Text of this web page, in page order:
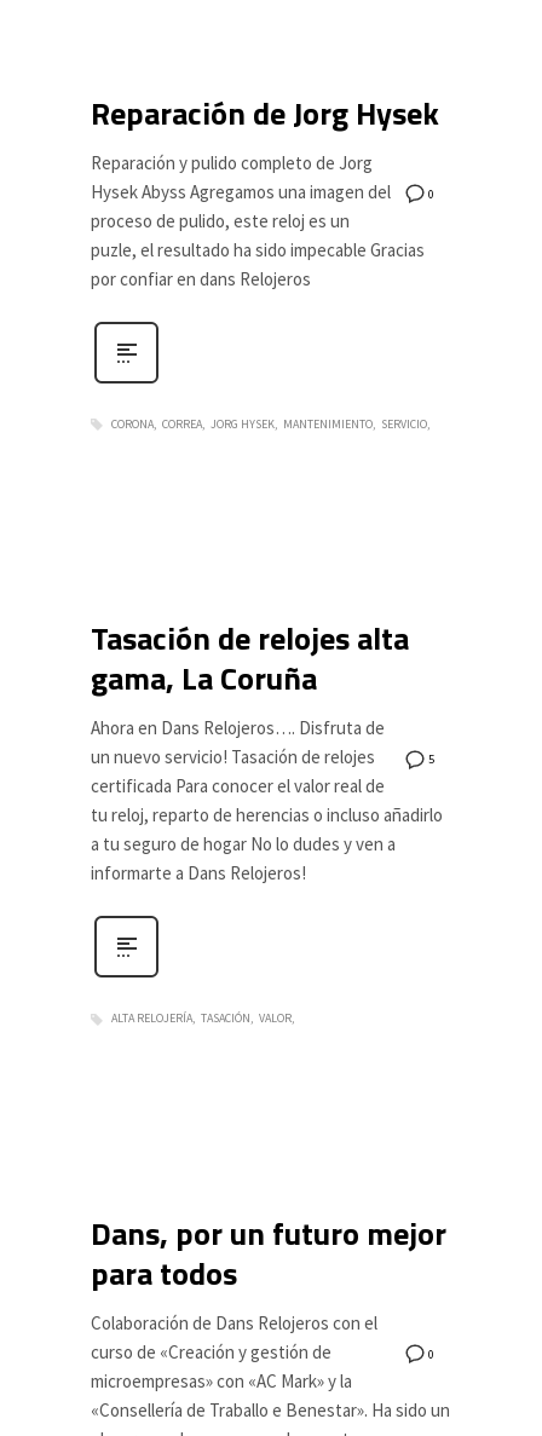
Reparación de Jorg Hysek
0
Reparación y pulido completo de Jorg
Hysek Abyss Agregamos una imagen del
proceso de pulido, este reloj es un
puzle, el resultado ha sido impecable Gracias
por confiar en dans Relojeros
CORONA CORREA JORG HYSEK MANTENIMIENTO SERVICIO
Tasación de relojes alta
gama, La Coruña
5
Ahora en Dans Relojeros…. Disfruta de
un nuevo servicio! Tasación de relojes
certificada Para conocer el valor real de
tu reloj, reparto de herencias o incluso añadirlo
a tu seguro de hogar No lo dudes y ven a
informarte a Dans Relojeros!
ALTA RELOJERÍA TASACIÓN VALOR
Dans, por un futuro mejor
para todos
0
Colaboración de Dans Relojeros con el
curso de «Creación y gestión de
microempresas» con «AC Mark» y la
«Consellería de Traballo e Benestar». Ha sido un